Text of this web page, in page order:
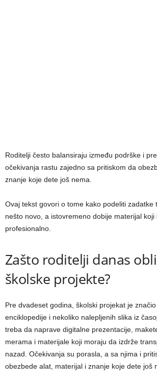
Roditelji često balansiraju između podrške i
očekivanja rastu zajedno sa pritiskom da
znanje koje dete još nema.
Ovaj tekst govori o tome kako podeliti zadatke
nešto novo, a istovremeno dobije materijal
profesionalno.
Zašto roditelji danas
školske projekte?
Pre dvadeset godina, školski projekat je
enciklopedije i nekoliko nalepljenih slika iz
treba da naprave digitalne prezentacije,
merama i materijale koji moraju da izdrže
nazad. Očekivanja su porasla, a sa njima i
obezbede alat, materijal i znanje koje dete još